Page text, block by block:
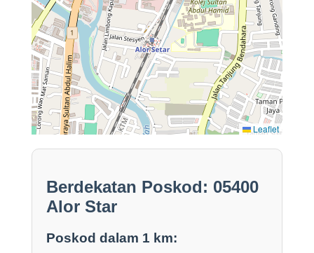
Leaflet
Berdekatan Poskod: 05400
Alor Star
Poskod dalam 1 km: